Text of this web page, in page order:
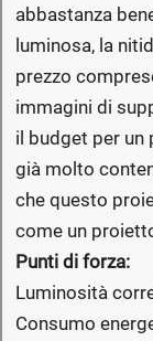
abbastanza
luminosa, la
prezzo
immagini di
il budget per un
già molto
che questo
come un
Punti di forza:
Luminosità
Consumo